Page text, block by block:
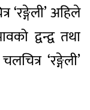
अहिले
द्वन्द्व तथा
‘रङ्गेली’